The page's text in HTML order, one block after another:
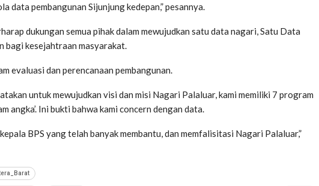
data pembangunan Sijunjung kedepan,” pesannya.
dukungan semua pihak dalam mewujudkan satu data nagari, Satu Data
bagi kesejahtraan masyarakat.
evaluasi dan perencanaan pembangunan.
untuk mewujudkan visi dan misi Nagari Palaluar, kami memiliki 7 program
angka’. Ini bukti bahwa kami concern dengan data.
BPS yang telah banyak membantu, dan memfalisitasi Nagari Palaluar,”